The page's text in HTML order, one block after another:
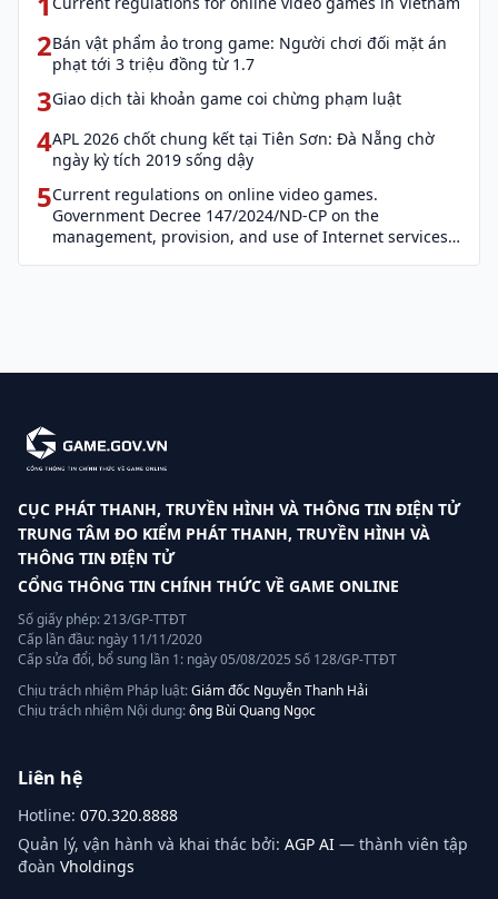
2Bán vật phẩm ảo trong game: Người chơi đối mặt án
phạt tới 3 triệu đồng từ 1.7
3Giao dịch tài khoản game coi chừng phạm luật
4APL 2026 chốt chung kết tại Tiên Sơn: Đà Nẵng chờ
ngày kỳ tích 2019 sống dậy
5Current regulations on online video games.
Government Decree 147/2024/ND-CP on the
management, provision, and use of Internet services
CỤC PHÁT THANH, TRUYỀN HÌNH VÀ THÔNG TIN ĐIỆN TỬ
TRUNG TÂM ĐO KIỂM PHÁT THANH, TRUYỀN HÌNH VÀ
THÔNG TIN ĐIỆN TỬ
CỔNG THÔNG TIN CHÍNH THỨC VỀ GAME ONLINE
Số giấy phép: 213/GP-TTĐT
Cấp lần đầu: ngày 11/11/2020
Cấp sửa đổi, bổ sung lần 1: ngày 05/08/2025 Số 128/GP-TTĐT
Chịu trách nhiệm Pháp luật:Giám đốc Nguyễn Thanh Hải
Chịu trách nhiệm Nội dung:ông Bùi Quang Ngọc
Liên hệ
Hotline: 070.320.8888
Quản lý, vận hành và khai thác bởi: AGP AI — thành viên tập
đoàn Vholdings